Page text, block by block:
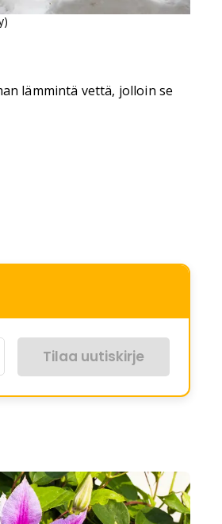
lämmintä vettä, jolloin se
Tilaa uutiskirje